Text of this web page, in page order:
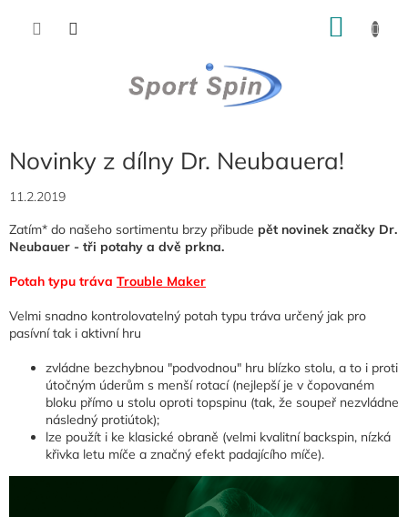
Novinky z dílny Dr. Neubauera!
11.2.2019
Zatím* do našeho sortimentu brzy přibude pět novinek značky Dr.
Neubauer - tři potahy a dvě prkna.
Potah typu tráva Trouble Maker
Velmi snadno kontrolovatelný potah typu tráva určený jak pro
pasívní tak i aktivní hru
zvládne bezchybnou "podvodnou" hru blízko stolu, a to i proti
útočným úderům s menší rotací (nejlepší je v čopovaném
bloku přímo u stolu oproti topspinu (tak, že soupeř nezvládne
následný protiútok);
lze použít i ke klasické obraně (velmi kvalitní backspin, nízká
křivka letu míče a značný efekt padajícího míče).